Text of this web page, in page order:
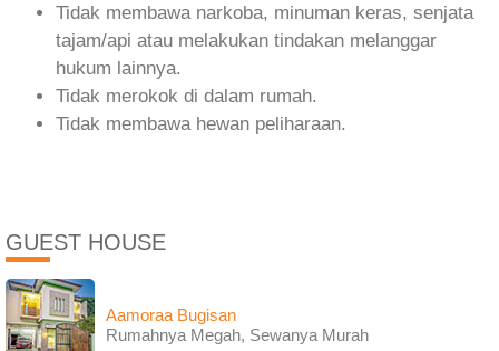
Tidak membawa narkoba, minuman keras, senjata
tajam/api atau melakukan tindakan melanggar
hukum lainnya.
Tidak merokok di dalam rumah.
Tidak membawa hewan peliharaan.
GUEST HOUSE
Aamoraa Bugisan
Rumahnya Megah, Sewanya Murah